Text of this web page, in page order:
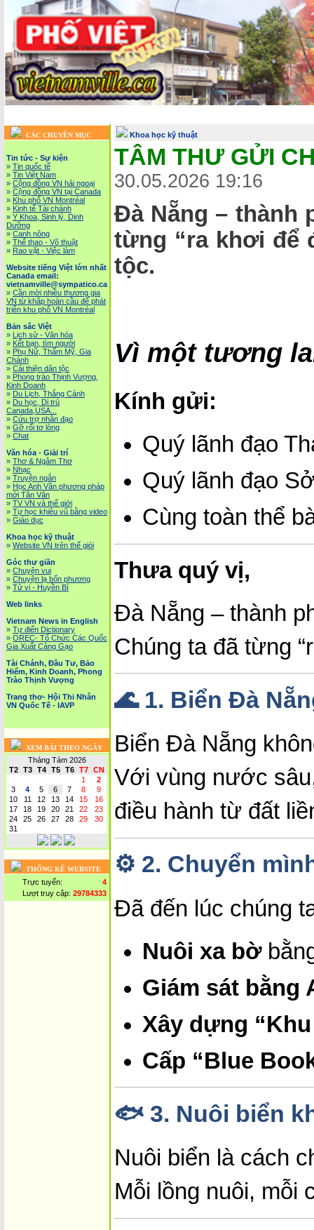
CÁC CHUYÊN MỤC
Tin tức - Sự kiện
» Tin quốc tế
» Tin Việt Nam
» Cộng đồng VN hải ngoại
» Cộng đồng VN tại Canada
» Khu phố VN Montréal
» Kinh tế Tài chánh
» Y Khoa, Sinh lý, Dinh
Dưỡng
» Canh nông
» Thể thao - Võ thuật
» Rao vặt - Việc làm
Website tiếng Việt lớn nhất
Canada email:
vietnamville@sympatico.ca
» Cần mời nhiều thương gia
VN từ khắp hoàn cầu để phát
triễn khu phố VN Montréal
Bản sắc Việt
» Lịch sử - Văn hóa
» Kết bạn, tìm người
» Phụ Nữ, Thẩm Mỹ, Gia
Chánh
» Cải thiện dân tộc
» Phong trào Thịnh Vượng,
Kinh Doanh
» Du Lịch, Thắng Cảnh
» Du học, Di trú
Canada,USA...
» Cứu trợ nhân đạo
» Gỡ rối tơ lòng
» Chat
Văn hóa - Giải trí
» Thơ & Ngâm Thơ
» Nhạc
» Truyện ngắn
» Học Anh Văn phương pháp
mới Tân Văn
» TV VN và thế giới
» Tự học khiêu vũ bằng video
» Giáo dục
Khoa học kỹ thuật
» Website VN trên thế giói
Góc thư giãn
» Chuyện vui
» Chuyện lạ bốn phương
» Tử vi - Huyền Bí
Web links
Vietnam News in English
» Tự điển Dictionary
» OREC- Tố Chức Các Quốc
Gia Xuất Cảng Gạo
Tài Chánh, Đầu Tư, Bảo
Hiểm, Kinh Doanh, Phong
Trào Thịnh Vượng
Trang thơ- Hội Thi Nhân
VN Quốc Tế - IAVP
XEM BÀI THEO NGÀY
Tháng Tám 2026
T2
T3 T4 T5 T6 T7
CN
1
2
3
4 5 6 7 8
9
10
11 12 13 14 15
16
17
18 19 20 21 22
23
24
25 26 27 28 29
30
31
THỐNG KÊ WEBSITE
Trực tuyến:
4
Lượt truy cập: 29784333
Khoa học kỹ thuật
TÂM THƯ GỬI
30.05.2026 19:16
Đà Nẵng – thành
từng “ra khơi để
tộc.
Vì một tương
Kính gửi:
Quý lãnh đạo
Quý lãnh đạo
Cùng toàn thể
Thưa quý vị,
Đà Nẵng – thành
Chúng ta đã từng
🌊 1. Biển Đà
Biển Đà Nẵng
Với vùng nước
điều hành từ đất
⚙️ 2. Chuyển
Đã đến lúc chúng
Nuôi xa bờ
Giám sát bằng
Xây dựng
Cấp “Blue
🐟 3. Nuôi biển
Nuôi biển là cách
Mỗi lồng nuôi, mỗi